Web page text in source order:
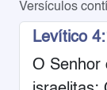
Versículos
Levítico
O Senhor